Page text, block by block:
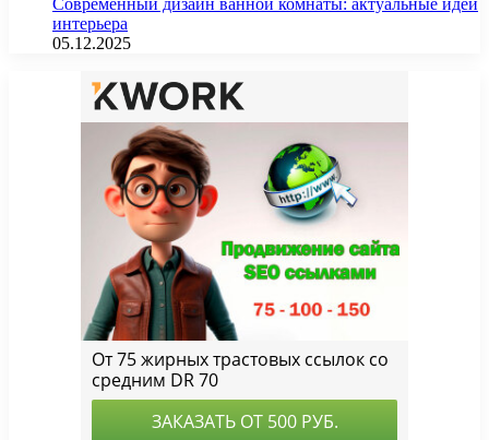
Современный дизайн ванной комнаты: актуальные идеи
интерьера
05.12.2025